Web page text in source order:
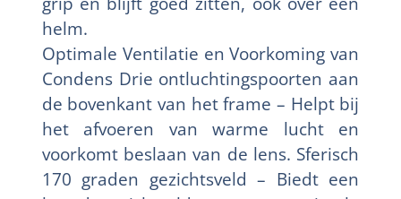
helm.
Optimale Ventilatie en Voorkoming van
Condens Drie ontluchtingspoorten aan
de bovenkant van het frame – Helpt bij
het afvoeren van warme lucht en
voorkomt beslaan van de lens. Sferisch
170 graden gezichtsveld – Biedt een